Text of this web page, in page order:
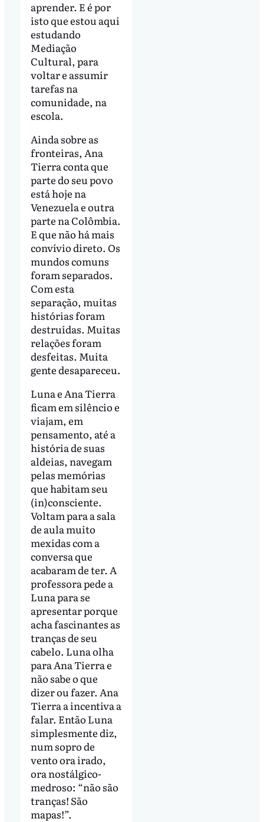
aprender. E é por
isto que estou aqui
estudando
Mediação
Cultural, para
voltar e assumir
tarefas na
comunidade, na
escola.
Ainda sobre as
fronteiras, Ana
Tierra conta que
parte do seu povo
está hoje na
Venezuela e outra
parte na Colômbia.
E que não há mais
convívio direto. Os
mundos comuns
foram separados.
Com esta
separação, muitas
histórias foram
destruídas. Muitas
relações foram
desfeitas. Muita
gente desapareceu.
Luna e Ana Tierra
ficam em silêncio e
viajam, em
pensamento, até a
história de suas
aldeias, navegam
pelas memórias
que habitam seu
(in)consciente.
Voltam para a sala
de aula muito
mexidas com a
conversa que
acabaram de ter. A
professora pede a
Luna para se
apresentar porque
acha fascinantes as
tranças de seu
cabelo. Luna olha
para Ana Tierra e
não sabe o que
dizer ou fazer. Ana
Tierra a incentiva a
falar. Então Luna
simplesmente diz,
num sopro de
vento ora irado,
ora nostálgico-
medroso: “não são
tranças! São
mapas!”.